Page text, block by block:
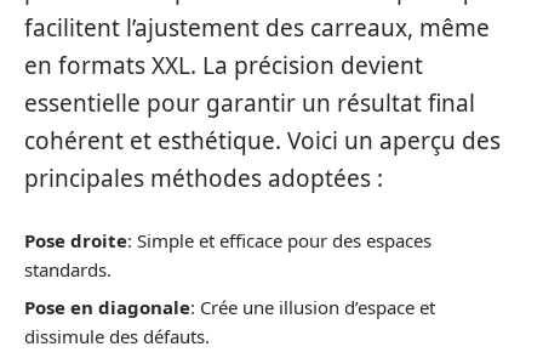
facilitent l’ajustement des carreaux, même
en formats XXL. La précision devient
essentielle pour garantir un résultat final
cohérent et esthétique. Voici un aperçu des
principales méthodes adoptées :
Pose droite: Simple et efficace pour des espaces
standards.
Pose en diagonale: Crée une illusion d’espace et
dissimule des défauts.